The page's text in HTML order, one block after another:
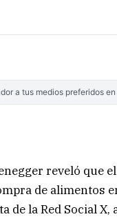
a tus medios preferidos
reveló que
de alimentos
de la Red Social